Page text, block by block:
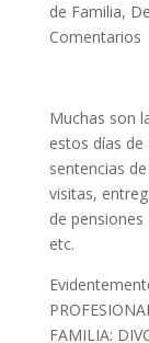
de Familia,
Comentarios
Muchas son
estos días
sentencias
visitas,
de
etc.
FAMILIA: